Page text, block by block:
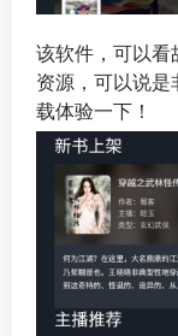
该软件，可以看
资源，可以说
载体验一下！